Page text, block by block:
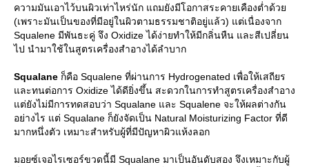
ความมันเอาไว้บนผิวเท่าไหร่นัก แถมยังมีโอกาสระคายเคืองต่ำด้ว
(เพราะมันเป็นของที่มีอยู่ในผิวตามธรรมชาติอยู่แล้ว) แต่เนื่องจาก
Squalene มีพันธะคู่ จึง Oxidize ได้ง่ายทำให้มีกลิ่นหืน และสีเปลี่ยน
ไป นำมาใช้ในสูตรเครื่องสำอางได้ลำบาก
Squalane ก็คือ Squalene ที่ผ่านการ Hydrogenated เพื่อให้เสถียร
ละทนต่อการ Oxidize ได้ดียิ่งขึ้น สะดวกในการทำสูตรเครื่องสำอาง
ต่ยังไม่มีการทดสอบว่า Squalane และ Squalene จะให้ผลต่างกัน
อย่างไร แต่ Squalane ก็ยังจัดเป็น Natural Moisturizing Factor ที่ดี
มากหนึ่งตัว เหมาะสำหรับผู้ที่มีปัญหาผิวแห้งลอก
มอยซ์เจอไรเซอร์ขวดนี้มี Squalane มาเป็นอันดับสอง จึงเหมาะกับผู้